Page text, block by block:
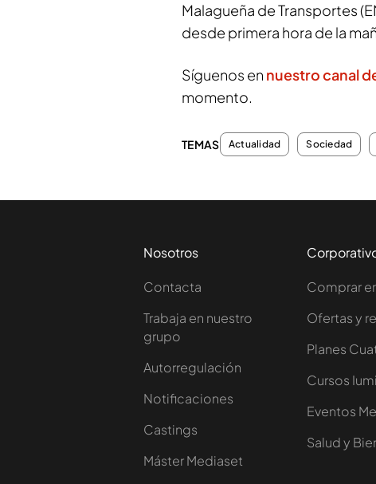
Malagueña de Transportes
desde primera hora de la
Síguenos en nuestro canal
momento.
TEMAS Actualidad Sociedad
Nosotros
Contacta
Trabaja en nuestro
grupo
Autorregulación
Notificaciones
Castings
Máster Mediaset
Comprar
Ofertas y
Planes
Cursos
Eventos
Salud y